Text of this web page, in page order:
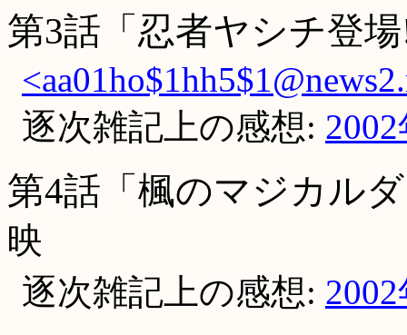
第3話「忍者ヤシチ登
逐次雑記上の感想:
第4話「楓のマジカル
映
逐次雑記上の感想: